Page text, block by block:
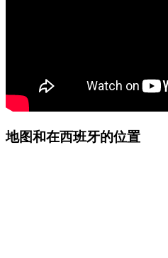
地图和在西班牙的位置